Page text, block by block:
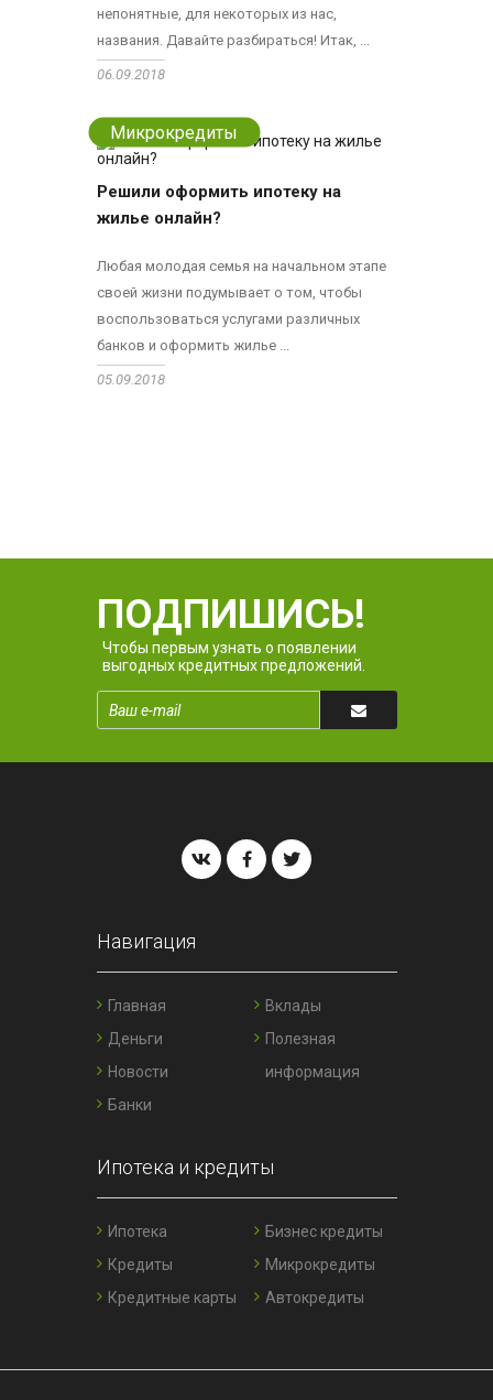
непонятные, для некоторых из нас,
названия. Давайте разбираться! Итак, ...
06.09.2018
Микрокредиты
Решили оформить ипотеку на
жилье онлайн?
Любая молодая семья на начальном этапе
своей жизни подумывает о том, чтобы
воспользоваться услугами различных
банков и оформить жилье ...
05.09.2018
ПОДПИШИСЬ!
Чтобы первым узнать о появлении
выгодных кредитных предложений.
Навигация
Главная
Деньги
Новости
Банки
Вклады
Полезная
информация
Ипотека и кредиты
Ипотека
Кредиты
Кредитные карты
Бизнес кредиты
Микрокредиты
Автокредиты